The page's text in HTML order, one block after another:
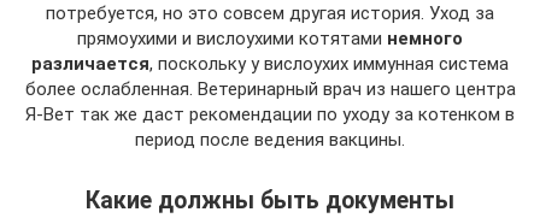
потребуется, но это совсем другая история. Уход за
прямоухими и вислоухими котятами немного
различается, поскольку у вислоухих иммунная система
более ослабленная. Ветеринарный врач из нашего центра
Я-Вет так же даст рекомендации по уходу за котенком в
период после ведения вакцины.
Какие должны быть документы